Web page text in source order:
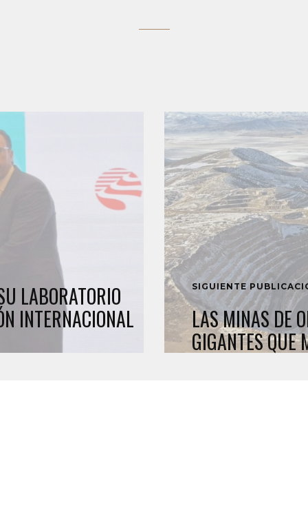
LABORATORIO
INTERNACIONAL
SIGUIENTE
LAS MINAS DE
GIGANTES QUE